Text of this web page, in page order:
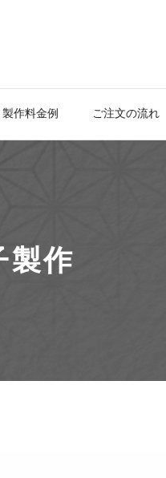
製作料金例 ご注文の流れ
製作